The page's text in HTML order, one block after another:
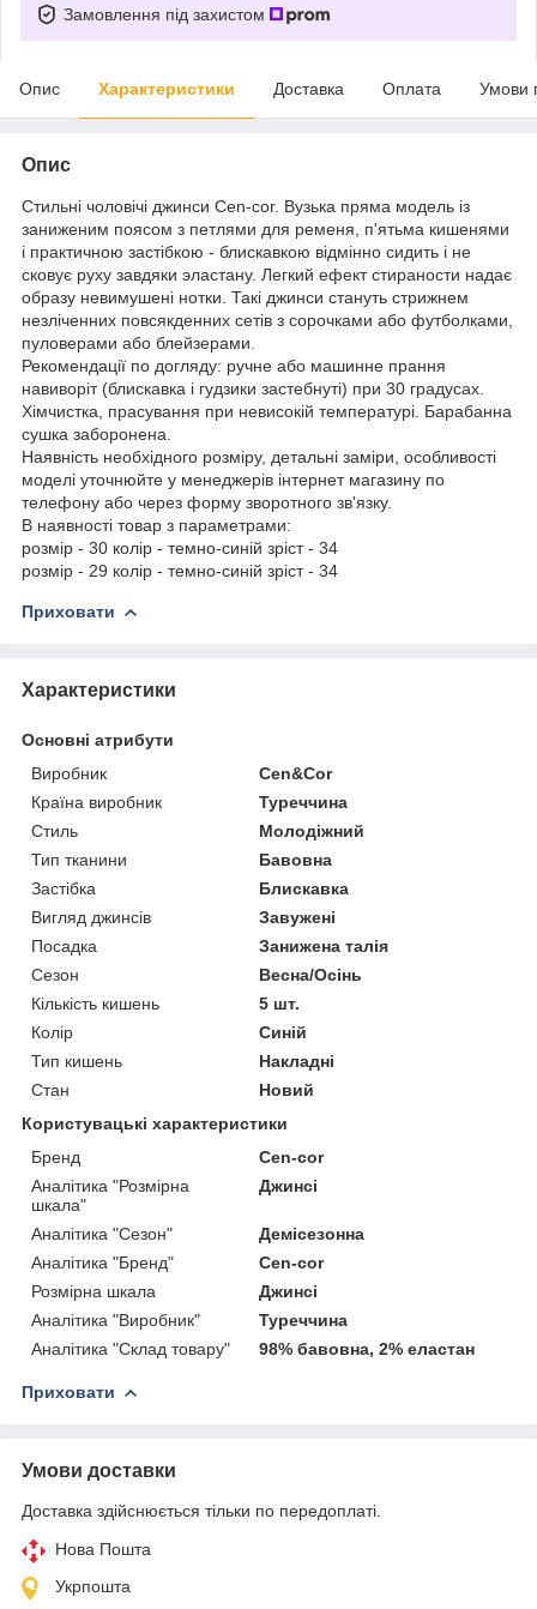
Замовлення під захистом
Опис Характеристики Доставка Оплата Умови
Опис
Стильні чоловічі джинси Cen-cor. Вузька пряма модель із
заниженим поясом з петлями для ременя, п'ятьма кишенями
і практичною застібкою - блискавкою відмінно сидить і не
сковує руху завдяки эластану. Легкий ефект стираности надає
образу невимушені нотки. Такі джинси стануть стрижнем
незліченних повсякденних сетів з сорочками або футболками,
пуловерами або блейзерами.
Рекомендації по догляду: ручне або машинне прання
навиворіт (блискавка і гудзики застебнуті) при 30 градусах.
Хімчистка, прасування при невисокій температурі. Барабанна
сушка заборонена.
Наявність необхідного розміру, детальні заміри, особливості
моделі уточнюйте у менеджерів інтернет магазину по
телефону або через форму зворотного зв'язку.
В наявності товар з параметрами:
розмір - 30 колір - темно-синій зріст - 34
розмір - 29 колір - темно-синій зріст - 34
Приховати
Характеристики
Основні атрибути
Виробник
Cen&Cor
Країна виробник
Туреччина
Стиль
Молодіжний
Тип тканини
Бавовна
Застібка
Блискавка
Вигляд джинсів
Завужені
Посадка
Занижена талія
Сезон
Весна/Осінь
Кількість кишень
5 шт.
Колір
Синій
Тип кишень
Накладні
Стан
Новий
Користувацькi характеристики
Бренд
Cen-cor
Аналітика "Розмірна
шкала"
Джинсі
Аналітика "Сезон"
Демісезонна
Аналітика "Бренд"
Cen-cor
Розмірна шкала
Джинсі
Аналітика "Виробник"
Туреччина
Аналітика "Склад товару"
98% бавовна, 2% еластан
Приховати
Умови доставки
Доставка здійснюється тільки по передоплаті.
Нова Пошта
Укрпошта